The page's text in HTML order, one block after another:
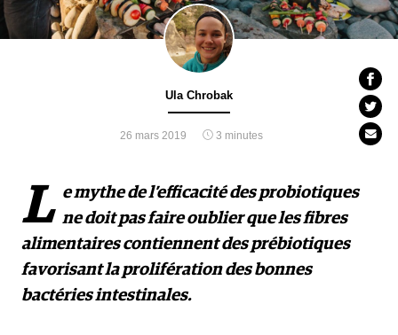
Ula Chrobak
26 mars 2019 3 minutes
L e mythe de l’efficacité des probiotiques
ne doit pas faire oublier que les fibres
alimentaires contiennent des prébiotiques
favorisant la prolifération des bonnes
bactéries intestinales.